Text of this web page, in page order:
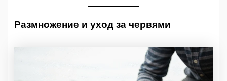
Размножение и уход за червями